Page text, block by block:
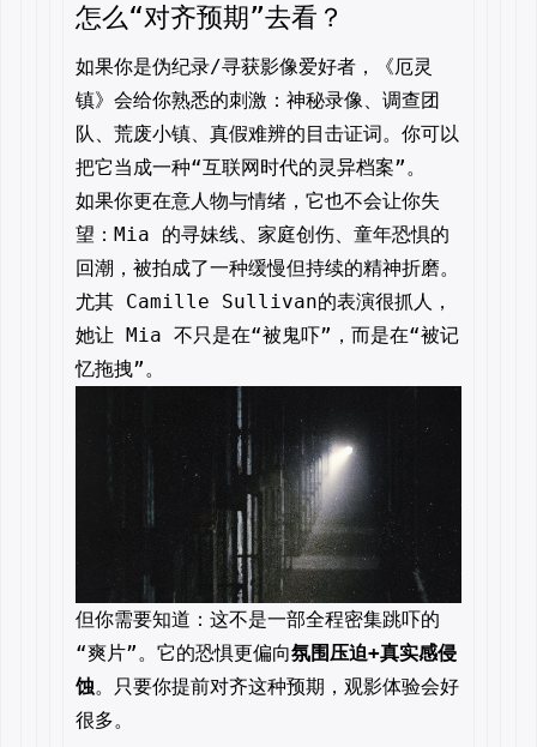
怎么“对齐预期”去看？
如果你是伪纪录/寻获影像爱好者，《厄灵
镇》会给你熟悉的刺激：神秘录像、调查团
队、荒废小镇、真假难辨的目击证词。你可以
把它当成一种“互联网时代的灵异档案”。
如果你更在意人物与情绪，它也不会让你失
望：Mia 的寻妹线、家庭创伤、童年恐惧的
回潮，被拍成了一种缓慢但持续的精神折磨。
尤其 Camille Sullivan的表演很抓人，
她让 Mia 不只是在“被鬼吓”，而是在“被记
忆拖拽”。
但你需要知道：这不是一部全程密集跳吓的
“爽片”。它的恐惧更偏向氛围压迫+真实感侵
蚀。只要你提前对齐这种预期，观影体验会好
很多。